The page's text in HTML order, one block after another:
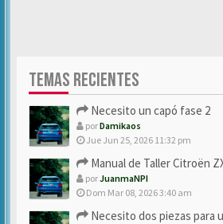
TEMAS RECIENTES
Necesito un capó fase 2
porDamikaos
Jue Jun 25, 2026 11:32 pm
Manual de Taller Citroën
porJuanmaNPI
Dom Mar 08, 2026 3:40 am
Necesito dos piezas para